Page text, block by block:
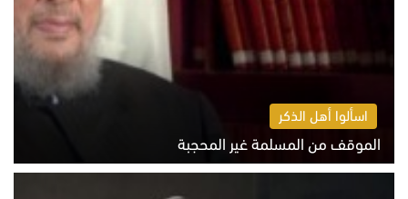
اسألوا أهل الذكر
الموقف من المسلمة غير المحجبة
الخميس 6 أغسطس 2026 10:45 ص